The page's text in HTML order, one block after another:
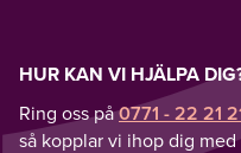
HUR KAN VI HJÄLPA
Ring oss på0771 - 22 21
så kopplar vi ihop dig